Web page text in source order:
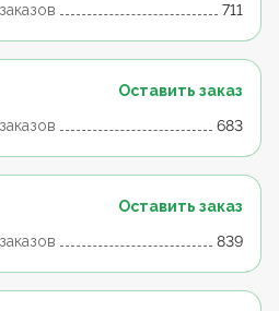
711
Оставить заказ
683
Оставить заказ
839